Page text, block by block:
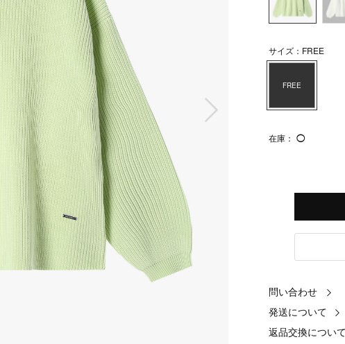
サイズ：FREE
FREE
在庫： ◯
問い合わせ
発送について
返品交換について